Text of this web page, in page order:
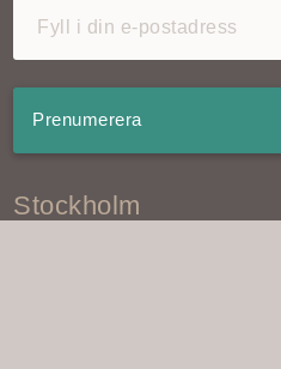
Stockholm